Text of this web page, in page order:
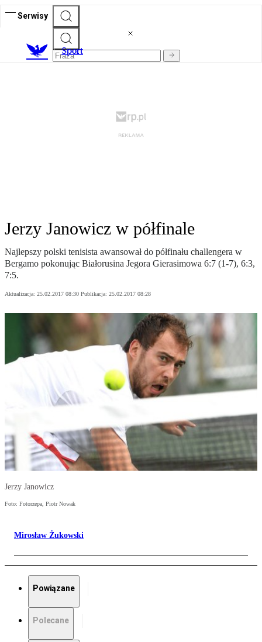
Serwisy
Sport
Jerzy Janowicz w półfinale
Najlepszy polski tenisista awansował do półfinału challengera w
Bergamo pokonując Białorusina Jegora Gierasimowa 6:7 (1-7), 6:3,
7:5.
Aktualizacja: 25.02.2017 08:30 Publikacja: 25.02.2017 08:28
Jerzy Janowicz
Foto: Fotorzepa, Piotr Nowak
Mirosław Żukowski
Powiązane
Polecane